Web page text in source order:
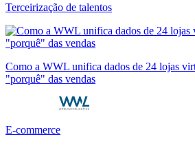
Terceirização de talentos
Como a WWL unifica dados de 24 lojas
"porquê" das vendas
E-commerce